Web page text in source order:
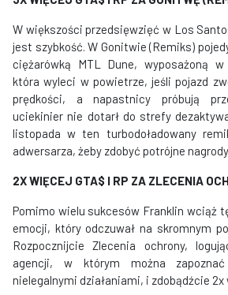
W większości przedsięwzięć w Los
jest szybkość. W Gonitwie (Remiks)
ciężarówką MTL Dune, wyposażoną w
która wyleci w powietrze, jeśli pojazd
prędkości, a napastnicy próbują
uciekinier nie dotarł do strefy
listopada w ten turbodoładowany
adwersarza, żeby zdobyć potrójne nagrody.
2X WIĘCEJ GTA$ I RP ZA ZLECENIA
Pomimo wielu sukcesów Franklin wciąż
emocji, który odczuwał na skromnym
Rozpocznijcie Zlecenia ochrony,
agencji, w którym można
nielegalnymi działaniami, i zdobądźcie 2x